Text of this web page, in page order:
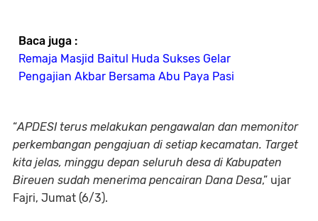
Baca juga :
Remaja Masjid Baitul Huda Sukses Gelar
Pengajian Akbar Bersama Abu Paya Pasi
“APDESI terus melakukan pengawalan dan memonitor
perkembangan pengajuan di setiap kecamatan. Target
kita jelas, minggu depan seluruh desa di Kabupaten
Bireuen sudah menerima pencairan Dana Desa,” ujar
Fajri, Jumat (6/3).